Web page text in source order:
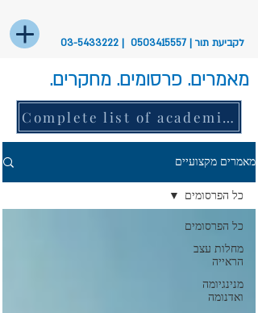
לקביעת תור |0503415557
|
03-5433222
מאמרים. פרסומים. מחקרים.
Complete list of academic articles
מאמרים מקצועיים
כל הפרסומים
מחלות עצב
הראייה
מנינגיומה
ואדנומה
כל הפרסומים